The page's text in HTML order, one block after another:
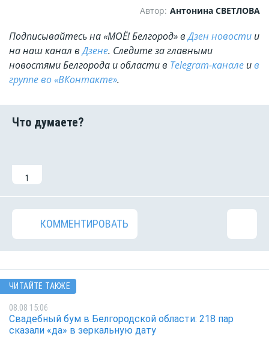
Автор: Антонина СВЕТЛОВА
Подписывайтесь на «МОЁ! Белгород» вДзен новости и
на наш канал вДзене. Cледите за главными
новостями Белгорода и области в Telegram-канале ив
группе во «ВКонтакте».
1
КОММЕНТИРОВАТЬ
ЧИТАЙТЕ ТАКЖЕ
08.08 15:06
Свадебный бум в Белгородской области: 218 пар
сказали «да» в зеркальную дату